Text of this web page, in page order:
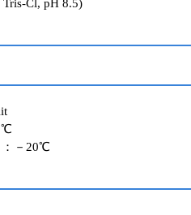
Cl, pH 8.5)
：－20℃